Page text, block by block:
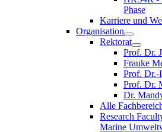
Phase
Karriere und
Organisation
Rektorat
Prof. Dr.
Frauke
Prof. Dr.-
Prof. Dr.
Dr.
Alle
Research
Marine